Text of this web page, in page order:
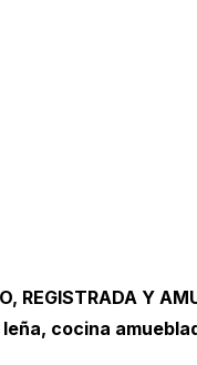
REGISTRADA Y
cocina